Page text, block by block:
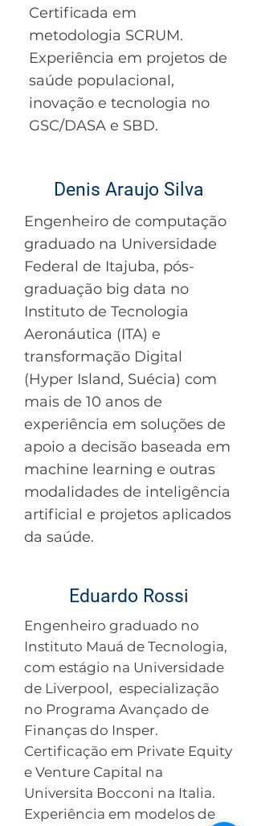
Certificada em
metodologia SCRUM.
Experiência em projetos de
saúde populacional,
inovação e tecnologia no
GSC/DASA e SBD.
Denis Araujo Silva
Engenheiro de computação
graduado na Universidade
Federal de Itajuba, pós-
graduação big data no
Instituto de Tecnologia
Aeronáutica (ITA) e
transformação Digital
(Hyper Island, Suécia) com
mais de 10 anos de
experiência em soluções de
apoio a decisão baseada em
machine learning e outras
modalidades de inteligência
artificial e projetos aplicados
da saúde.
Eduardo Rossi
Engenheiro graduado no
Instituto Mauá de Tecnologia,
com estágio na Universidade
de Liverpool, especialização
no Programa Avançado de
Finanças do Insper.
Certificação em Private Equity
e Venture Capital na
Universita Bocconi na Italia.
Experiência em modelos de